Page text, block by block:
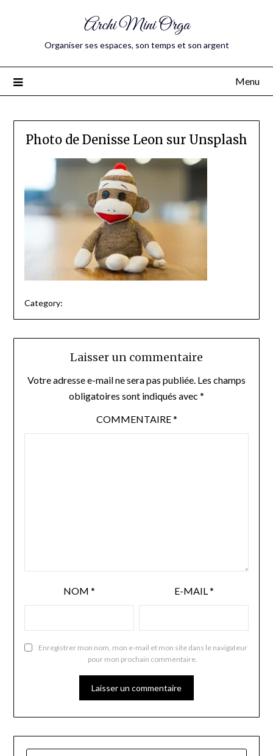
Archi Mini Orga
Organiser ses espaces, son temps et son argent
Menu
Photo de Denisse Leon sur Unsplash
Category:
Laisser un commentaire
Votre adresse e-mail ne sera pas publiée. Les champs
obligatoires sont indiqués avec *
COMMENTAIRE*
NOM * E-MAIL*
Enregistrer mon nom, mon e-mail et mon site dans le navigateur
pour mon prochain commentaire.